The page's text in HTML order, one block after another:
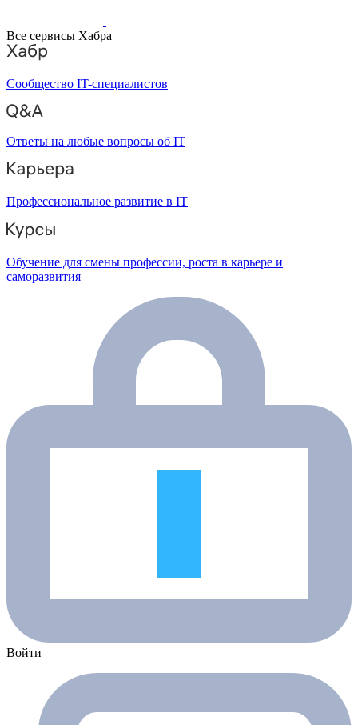
Все сервисы Хабра
Сообщество IT-специалистов
Ответы на любые вопросы об IT
Профессиональное развитие в IT
Обучение для смены профессии, роста в карьере и
саморазвития
Войти